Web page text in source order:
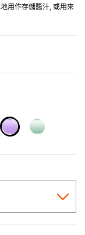
用作存儲醬汁, 或用來